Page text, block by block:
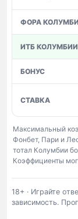
Максимальный
Фонбет, Пари и
тотал Колумбии
Коэффициенты
18+ · Играйте
зависимость.